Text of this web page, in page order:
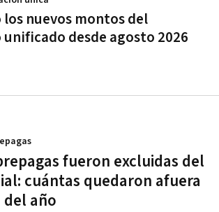
los nuevos montos del
desde agosto 2026
fueron excluidas del
cuántas quedaron afuera
del año